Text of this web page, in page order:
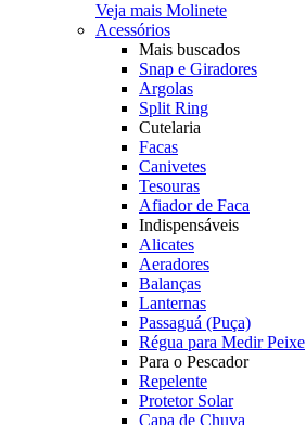
Veja mais Molinete
Acessórios
Mais buscados
Snap e Giradores
Argolas
Split Ring
Cutelaria
Facas
Canivetes
Tesouras
Afiador de Faca
Indispensáveis
Alicates
Aeradores
Balanças
Lanternas
Passaguá (Puça)
Régua para Medir Peixe
Para o Pescador
Repelente
Protetor Solar
Capa de Chuva